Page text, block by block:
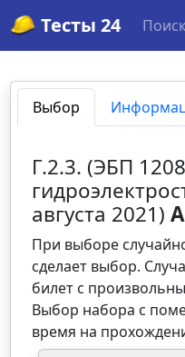
Тесты 24 Поиск
Выбор
Г.2.3. (ЭБП
августа 2021)
При выборе
сделает выбор.
билет с
Выбор набора с
время на